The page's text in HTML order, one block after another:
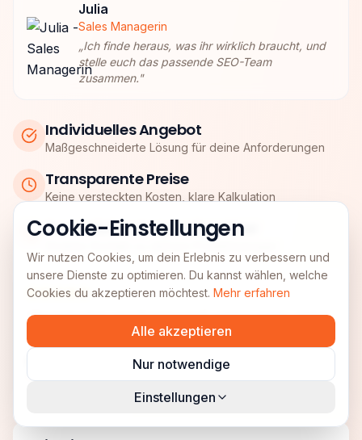
Julia
Sales Managerin
„Ich finde heraus, was ihr wirklich braucht, und
stelle euch das passende SEO-Team
zusammen."
Individuelles Angebot
Maßgeschneiderte Lösung für deine Anforderungen
Transparente Preise
Keine versteckten Kosten, klare Kalkulation
Persönlicher Ansprechpartner
Direkter Kontakt zu deinem Projektmanager
"Bei UnitedAds wird Partnerschaft wirklich gelebt. Vielen
Dank und auf eine weitere erfolgreiche Zusammenarbeit.
e-xplosion GmbH
Cookie-Einstellungen
Wir nutzen Cookies, um dein Erlebnis zu verbessern und
unsere Dienste zu optimieren. Du kannst wählen, welche
Cookies du akzeptieren möchtest. Mehr erfahren
Alle akzeptieren
Nur notwendige
Einstellungen